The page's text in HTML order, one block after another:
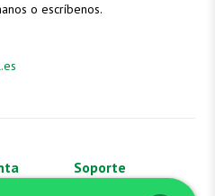
o escríbenos.
Soporte